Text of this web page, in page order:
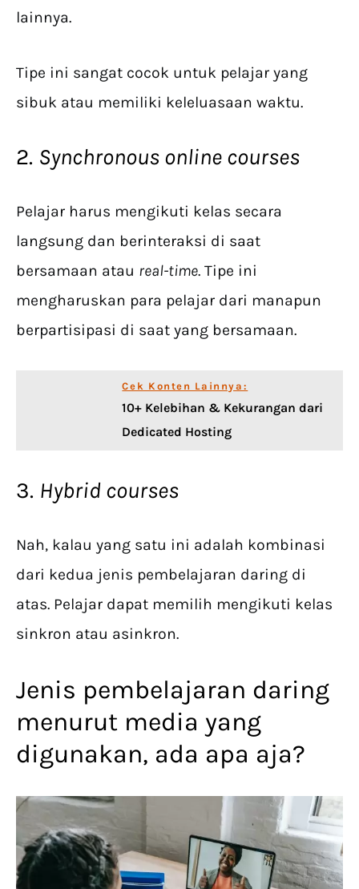
lainnya.
Tipe ini sangat cocok untuk pelajar yang
sibuk atau memiliki keleluasaan waktu.
2. Synchronous online courses
Pelajar harus mengikuti kelas secara
langsung dan berinteraksi di saat
bersamaan atau real-time. Tipe ini
mengharuskan para pelajar dari manapun
berpartisipasi di saat yang bersamaan.
Cek Konten Lainnya:
10+ Kelebihan & Kekurangan dari
Dedicated Hosting
3. Hybrid courses
Nah, kalau yang satu ini adalah kombinasi
dari kedua jenis pembelajaran daring di
atas. Pelajar dapat memilih mengikuti kelas
sinkron atau asinkron.
Jenis pembelajaran daring
menurut media yang
digunakan, ada apa aja?